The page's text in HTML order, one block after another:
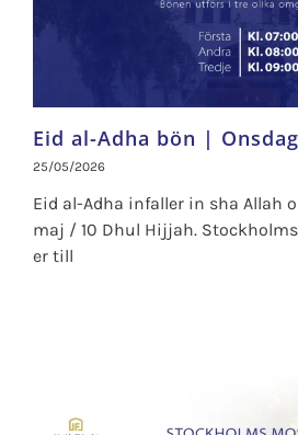
Eid al-Adha bön |
25/05/2026
Eid al-Adha infaller in sha Allah
maj / 10 Dhul Hijjah.
er till